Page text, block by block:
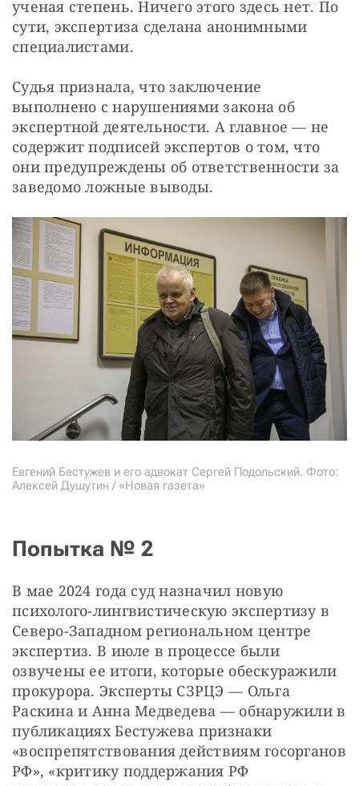
ученая степень. Ничего этого здесь нет. По
сути, экспертиза сделана анонимными
специалистами.
Судья признала, что заключение
выполнено с нарушениями закона об
экспертной деятельности. А главное — не
содержит подписей экспертов о том, что
они предупреждены об ответственности за
заведомо ложные выводы.
Евгений Бестужев и его адвокат Сергей Подольский. Фото:
Алексей Душутин / «Новая газета»
Попытка № 2
В мае 2024 года суд назначил новую
психолого-лингвистическую экспертизу в
Северо-Западном региональном центре
экспертиз. В июле в процессе были
озвучены ее итоги, которые обескуражили
прокурора. Эксперты СЗРЦЭ — Ольга
Раскина и Анна Медведева — обнаружили в
публикациях Бестужева признаки
«воспрепятствования действиям госорганов
РФ», «критику поддержания РФ